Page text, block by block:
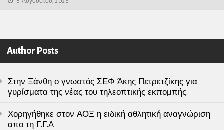
Author Posts
Στην Ξάνθη ο γνωστός ΣΕΦ Άκης Πετρετζίκης για
γυρίσματα της νέας του τηλεοπτικής εκπομπής.
Χορηγήθηκε στον ΑΟΞ η ειδική αθλητική αναγνώριση
απο τη Γ.Γ.Α